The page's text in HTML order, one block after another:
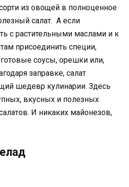
из овощей в полноценное
салат. А если
с растительными маслами и к
присоединить специи,
соусы, орешки или,
заправке, салат
шедевр кулинарии. Здесь
вкусных и полезных
И никаких майонезов,